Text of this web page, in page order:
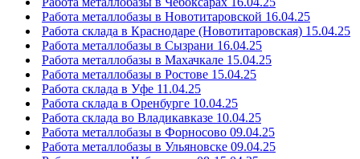
Работа металлобазы в Новотитаровской 16.04.25
Работа склада в Краснодаре (Новотитаровская) 15.04.25
Работа металлобазы в Сызрани 16.04.25
Работа металлобазы в Махачкале 15.04.25
Работа металлобазы в Ростове 15.04.25
Работа склада в Уфе 11.04.25
Работа склада в Оренбурге 10.04.25
Работа склада во Владикавказе 10.04.25
Работа металлобазы в Форносово 09.04.25
Работа металлобазы в Ульяновске 09.04.25